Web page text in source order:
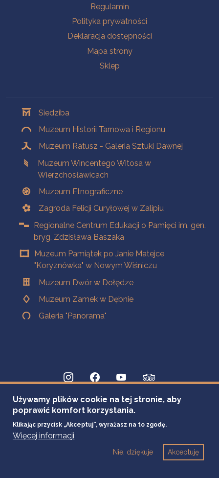
Regulamin
Polityka prywatności
Deklaracja dostępności
Mapa strony
Sklep
Siedziba
Muzeum Historii Tarnowa i Regionu
Muzeum Ratusz - Galeria Sztuki Dawnej
Muzeum Wincentego Witosa w
Wierzchosławicach
Muzeum Etnograficzne
Zagroda Felicji Curyłowej w Zalipiu
Regionalne Centrum Edukacji o Pamięci im. gen.
bryg. Zdzisława Baszaka
Muzeum Pamiątek po Janie Matejce
"Koryznówka" w Nowym Wiśniczu
Muzeum Dwór w Dołędze
Muzeum Zamek w Dębnie
Galeria "Panorama"
Używamy plików cookie na tej stronie, aby
poprawić komfort korzystania.
Klikając przycisk „Akceptuj”, wyrażasz na to zgodę.
Więcej informacji
Akceptuję
Nie, dziękuje